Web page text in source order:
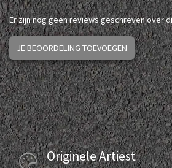
Er zijn nog geen reviews geschreven over
JE BEOORDELING TOEVOEGEN
Originele Artiest